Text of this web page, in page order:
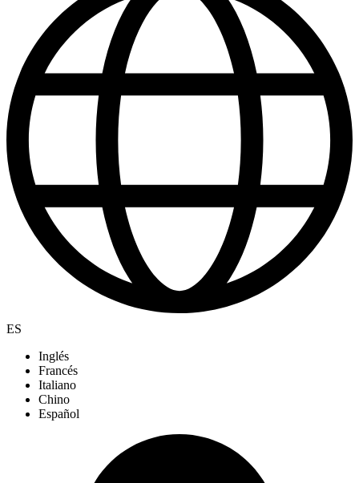
ES
Inglés
Francés
Italiano
Chino
Español